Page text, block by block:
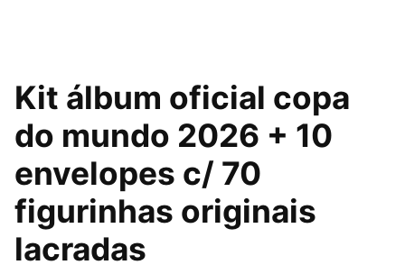
Kit álbum oficial copa
do mundo 2026 + 10
envelopes c/ 70
figurinhas originais
lacradas